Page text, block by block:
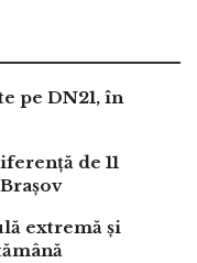
pe DN21, în
de 11
extremă și